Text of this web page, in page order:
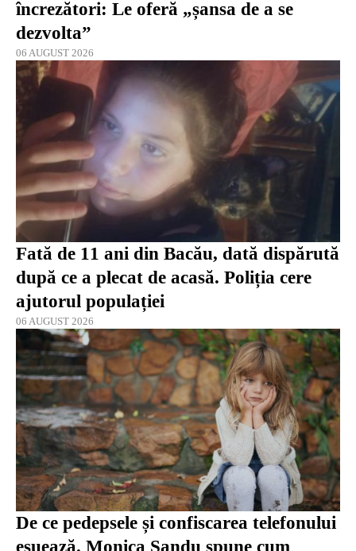
încrezători: Le oferă „șansa de a se
dezvolta”
06 AUGUST 2026
Fată de 11 ani din Bacău, dată dispărută
după ce a plecat de acasă. Poliția cere
ajutorul populației
06 AUGUST 2026
De ce pedepsele și confiscarea telefonului
eșuează. Monica Sandu spune cum